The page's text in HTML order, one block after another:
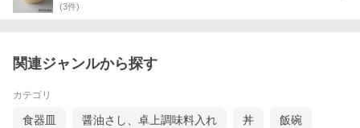
(3件)
関連ジャンルから探す
カテゴリ
食器皿 醤油さし、卓上調味料入れ 丼 飯碗